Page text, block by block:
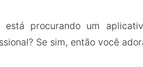
está procurando um
Se sim, então você